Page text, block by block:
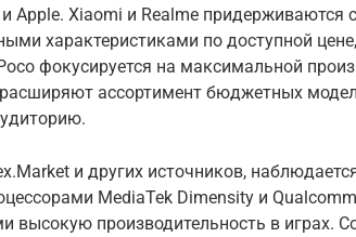
Apple. Xiaomi и Realme придерживаются
характеристиками по доступной
фокусируется на максимальной
ассортимент бюджетных
и других источников,
MediaTek Dimensity и
высокую производительность в играх.